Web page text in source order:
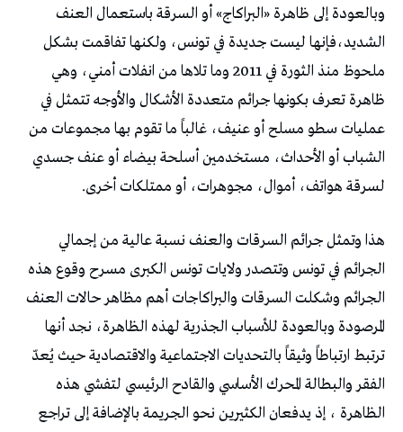
وبالعودة إلى ظاهرة «البراكاج» أو السرقة باستعمال العنف
الشديد،فإنها ليست جديدة في تونس، ولكنها تفاقمت بشكل
ملحوظ منذ الثورة في 2011 وما تلاها من انفلات أمني، وهي
ظاهرة تعرف بكونها جرائم متعددة الأشكال والأوجه تتمثل في
عمليات سطو مسلح أو عنيف، غالباً ما تقوم بها مجموعات من
الشباب أو الأحداث، مستخدمين أسلحة بيضاء أو عنف جسدي
لسرقة هواتف، أموال، مجوهرات، أو ممتلكات أخرى.
هذا وتمثل جرائم السرقات والعنف نسبة عالية من إجمالي
الجرائم في تونس وتتصدر ولايات تونس الكبرى مسرح وقوع هذه
الجرائم وشكلت السرقات والبراكاجات أهم مظاهر حالات العنف
المرصودة وبالعودة للأسباب الجذرية لهذه الظاهرة، نجد أنها
ترتبط ارتباطاً وثيقاً بالتحديات الاجتماعية والاقتصادية حيث يُعدّ
الفقر والبطالة المحرك الأساسي والقادح الرئيسي لتفشي هذه
الظاهرة ، إذ يدفعان الكثيرين نحو الجريمة بالإضافة إلى تراجع